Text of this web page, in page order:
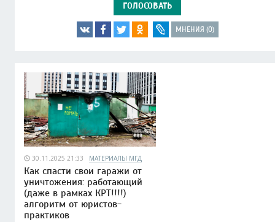
ГОЛОСОВАТЬ
МНЕНИЯ (0)
30.11.2025 21:33 МАТЕРИАЛЫ МГД
Как спасти свои гаражи от
уничтожения: работающий
(даже в рамках КРТ!!!!)
алгоритм от юристов-
практиков